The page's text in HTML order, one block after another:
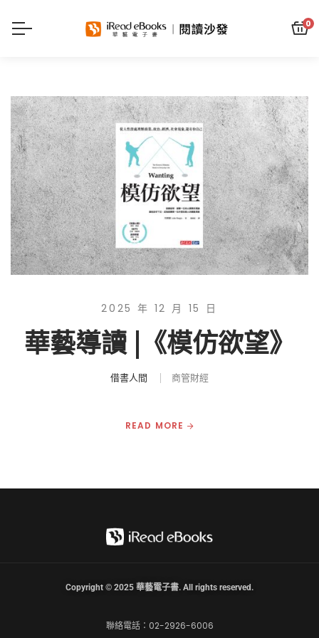
0
2025 年 12 月 15 日
華藝導讀 |《模仿欲望》
借書人間 商管財經
READ MORE
聯絡電話：02-2926-6006
Copyright © 2025 華藝電子書. All rights reserved.